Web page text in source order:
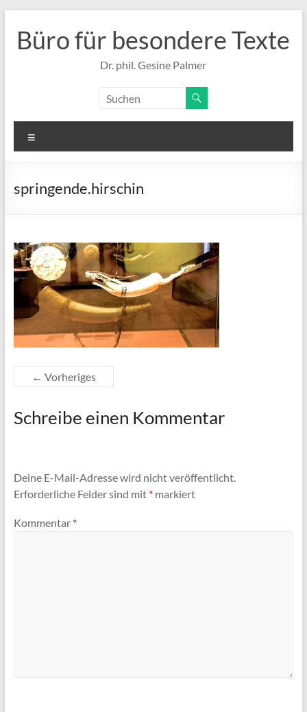
Inhalt
springen
Büro für besondere Texte
Dr. phil. Gesine Palmer
springende.hirschin
← Vorheriges
Schreibe einen Kommentar
Deine E-Mail-Adresse wird nicht veröffentlicht.
Erforderliche Felder sind mit *markiert
Kommentar *